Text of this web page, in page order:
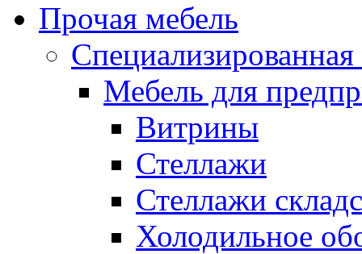
Прочая мебель
Специализированная
Мебель для
Витрины
Стеллажи
Стеллажи
Холодильное